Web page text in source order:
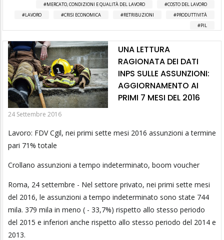
MERCATO, CONDIZIONI E QUALITÀ DEL LAVORO
COSTO DEL LAVORO
LAVORO
CRISI ECONOMICA RETRIBUZIONI
PRODUTTIVITÀ
PIL
UNA LETTURA
RAGIONATA DEI DATI
INPS SULLE ASSUNZIONI:
AGGIORNAMENTO AI
PRIMI 7 MESI DEL 2016
24 Settembre 2016
Lavoro: FDV Cgil, nei primi sette mesi 2016 assunzioni a termine
pari 71% totale
Crollano assunzioni a tempo indeterminato, boom voucher
Roma, 24 settembre - Nel settore privato, nei primi sette mesi
del 2016, le assunzioni a tempo indeterminato sono state 744
mila. 379 mila in meno ( - 33,7%) rispetto allo stesso periodo
del 2015 e inferiori anche rispetto allo stesso periodo del 2014 e
2013.